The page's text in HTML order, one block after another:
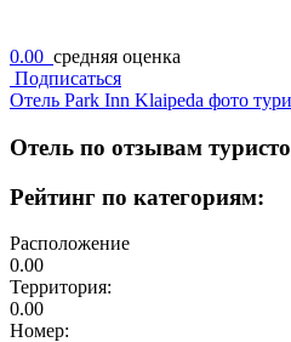
0.00 средняя оценка
Подписаться
Отель Park Inn Klaipeda фото
Отель по отзывам
Рейтинг по категориям:
Расположение
0.00
Территория:
0.00
Номер: